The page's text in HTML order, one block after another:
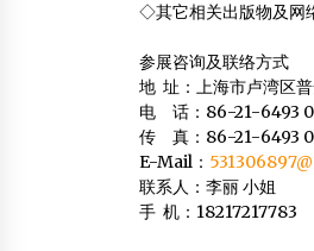
◇其它相关出版物及网
参展咨询及联络方式
地 址：上海市卢湾区
电 话：86-21-
传 真：86-21-6493
E-Mail：
联系人：李丽 小姐
手 机：18217217783